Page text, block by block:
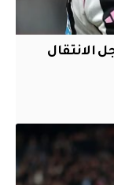
الانتقال